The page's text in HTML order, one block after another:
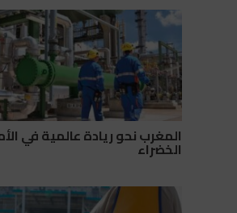
المغرب نحو ريادة عالمية في
الخضراء